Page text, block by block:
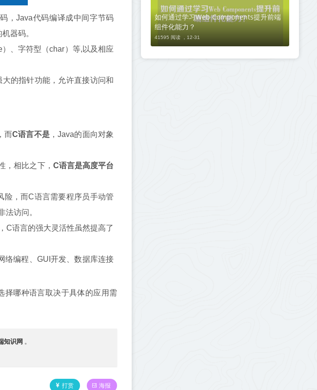
，Java代码编译成中间字节码
器码。
、字符型（char）等,以及相应
的指针功能，允许直接访问和
而C语言不是，Java的面向对象
，相比之下， C语言是高度平台
险，而C语言需要程序员手动管
法访问。
C语言的强大灵活性虽然提高了
络编程、GUI开发、数据库连接
择哪种语言取决于具体的应用需
知识网 。
打赏 海报
如何通过学习Web Components提升前端
组件化能力？
41595 阅读 ， 12-31